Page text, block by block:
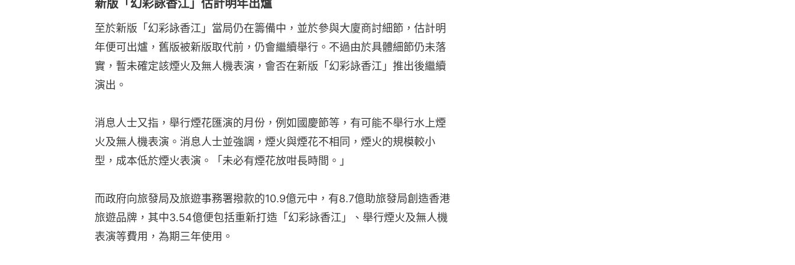
新版「幻彩詠香江」估計明年出爐
至於新版「幻彩詠香江」當局仍在籌備中，並於參與大廈商討細節，估計明
年便可出爐，舊版被新版取代前，仍會繼續舉行。不過由於具體細節仍未落
實，暫未確定該煙火及無人機表演，會否在新版「幻彩詠香江」推出後繼續
演出。
消息人士又指，舉行煙花匯演的月份，例如國慶節等，有可能不舉行水上煙
火及無人機表演。消息人士並強調，煙火與煙花不相同，煙火的規模較小
型，成本低於煙火表演。「未必有煙花放咁長時間。」
而政府向旅發局及旅遊事務署撥款的10.9億元中，有8.7億助旅發局創造香港
旅遊品牌，其中3.54億便包括重新打造「幻彩詠香江」、舉行煙火及無人機
表演等費用，為期三年使用。